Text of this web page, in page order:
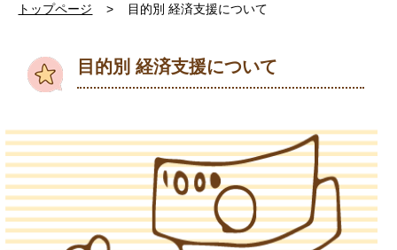
トップページ > 目的別 経済支援について
目的別 経済支援について